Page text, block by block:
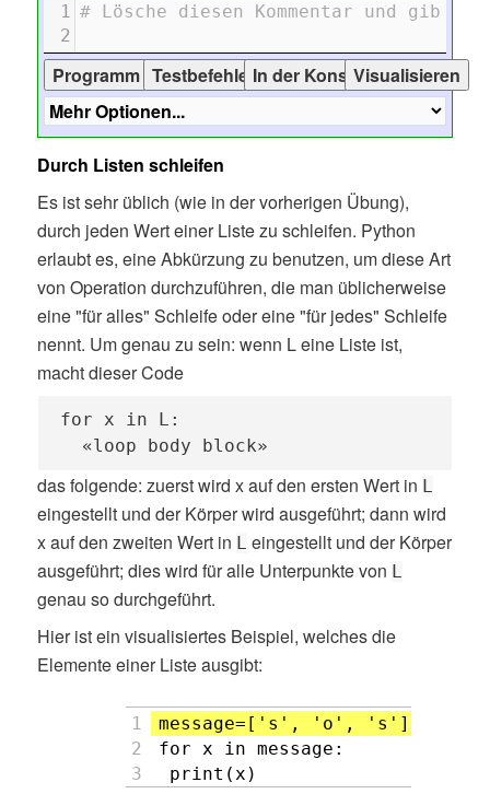
1 # Lösche diesen Kommentar und gib
2
Durch Listen schleifen
Es ist sehr üblich (wie in der vorherigen Übung),
durch jeden Wert einer Liste zu schleifen. Python
erlaubt es, eine Abkürzung zu benutzen, um diese Art
von Operation durchzuführen, die man üblicherweise
eine "für alles" Schleife oder eine "für jedes" Schleife
nennt. Um genau zu sein: wenn L eine Liste ist,
macht dieser Code
for x in L:
  «loop body block»
das folgende: zuerst wird x auf den ersten Wert in L
eingestellt und der Körper wird ausgeführt; dann wird
x auf den zweiten Wert in L eingestellt und der Körper
ausgeführt; dies wird für alle Unterpunkte von L
genau so durchgeführt.
Hier ist ein visualisiertes Beispiel, welches die
Elemente einer Liste ausgibt: